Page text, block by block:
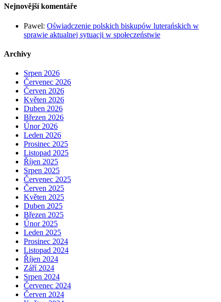
Nejnovější komentáře
Pawel: Oświadczenie polskich biskupów luterańskich w
sprawie aktualnej sytuacji w społeczeństwie
Archivy
Srpen 2026
Červenec 2026
Červen 2026
Květen 2026
Duben 2026
Březen 2026
Únor 2026
Leden 2026
Prosinec 2025
Listopad 2025
Říjen 2025
Srpen 2025
Červenec 2025
Červen 2025
Květen 2025
Duben 2025
Březen 2025
Únor 2025
Leden 2025
Prosinec 2024
Listopad 2024
Říjen 2024
Září 2024
Srpen 2024
Červenec 2024
Červen 2024